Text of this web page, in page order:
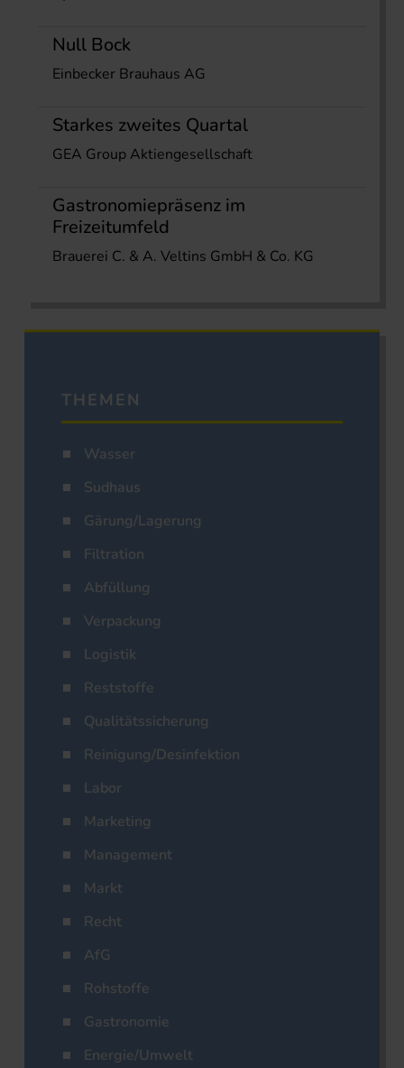
Null Bock
Einbecker Brauhaus AG
Starkes zweites Quartal
GEA Group Aktiengesellschaft
Gastronomiepräsenz im
Freizeitumfeld
Brauerei C. & A. Veltins GmbH & Co. KG
THEMEN
Wasser
Sudhaus
Gärung/Lagerung
Filtration
Abfüllung
Verpackung
Logistik
Reststoffe
Qualitätssicherung
Reinigung/Desinfektion
Labor
Marketing
Management
Markt
Recht
AfG
Rohstoffe
Gastronomie
Energie/Umwelt